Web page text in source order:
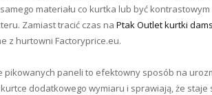
materiału co kurtka lub być
Zamiast tracić czas na Ptak Outlet kurtki
z hurtowni Factoryprice.eu.
pikowanych paneli to efektowny sposób na
dodatkowego wymiaru i sprawiają, że staje